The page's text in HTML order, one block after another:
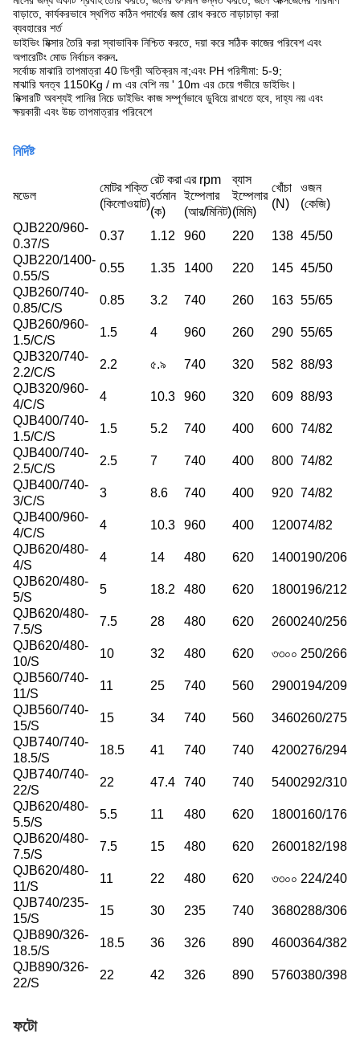
বাড়াতে, কার্যকরভাবে স্থগিত কঠিন পদার্থের জমা রোধ করতে নাড়াচাড়া করা
ব্যবহারের শর্ত
ডাইভিং মিক্সার তৈরি করা স্বাভাবিক নিশ্চিত করতে, দয়া করে সঠিক কাজের পরিবেশ এবং
অপারেটিং মোড নির্বাচন করুন.
সর্বোচ্চ মাঝারি তাপমাত্রা 40 ডিগ্রী অতিক্রম না;এবং PH পরিসীমা: 5-9;
মাঝারি ঘনত্ব 1150Kg / m এর বেশি নয় ' 10m এর চেয়ে গভীরে ডাইভিং।
মিক্সারটি অবশ্যই পানির নিচে ডাইভিং কাজ সম্পূর্ণভাবে ডুবিয়ে রাখতে হবে, দাহ্য নয় এবং
ক্ষয়কারী এবং উচ্চ তাপমাত্রার পরিবেশে
নির্দিষ্ট
মডেল
মোটর শক্তি
(কিলোওয়াট)
রেট করা
বর্তমান
(ক)
এর rpm
ইম্পেলার
(আর/মিনিট)
ব্যাস
ইম্পেলার
(মিমি)
খোঁচা
(N)
ওজন
(কেজি)
QJB220/960-
0.37/S
0.37 1.12 960 220 138 45/50
QJB220/1400-
0.55/S
0.55 1.35 1400 220 145 45/50
QJB260/740-
0.85/C/S
0.85 3.2 740 260 163 55/65
QJB260/960-
1.5/C/S
1.5 4 960 260 290 55/65
QJB320/740-
2.2/C/S
2.2 ৫.৯ 740 320 582 88/93
QJB320/960-
4/C/S
4 10.3 960 320 609 88/93
QJB400/740-
1.5/C/S
1.5 5.2 740 400 600 74/82
QJB400/740-
2.5/C/S
2.5 7 740 400 800 74/82
QJB400/740-
3/C/S
3 8.6 740 400 920 74/82
QJB400/960-
4/C/S
4 10.3 960 400 120074/82
QJB620/480-
4/S
4 14 480 620 1400190/206
QJB620/480-
5/S
5 18.2 480 620 1800196/212
QJB620/480-
7.5/S
7.5 28 480 620 2600240/256
QJB620/480-
10/S
10 32 480 620 ৩৩০০ 250/266
QJB560/740-
11/S
11 25 740 560 2900194/209
QJB560/740-
15/S
15 34 740 560 3460260/275
QJB740/740-
18.5/S
18.5 41 740 740 4200276/294
QJB740/740-
22/S
22 47.4 740 740 5400292/310
QJB620/480-
5.5/S
5.5 11 480 620 1800160/176
QJB620/480-
7.5/S
7.5 15 480 620 2600182/198
QJB620/480-
11/S
11 22 480 620 ৩৩০০ 224/240
QJB740/235-
15/S
15 30 235 740 3680288/306
QJB890/326-
18.5/S
18.5 36 326 890 4600364/382
QJB890/326-
22/S
22 42 326 890 5760380/398
ফটো